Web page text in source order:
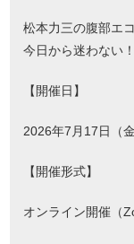
松本力三の腹部エ
今日から迷わない
【開催日】
2026年7月17日（
【開催形式】
オンライン開催（